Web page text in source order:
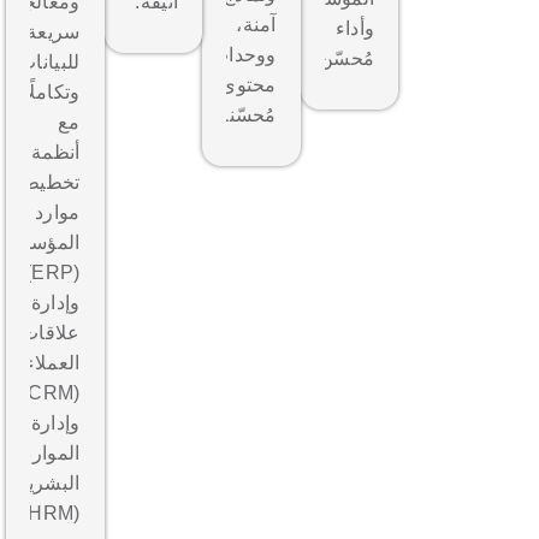
وأداء
مُحسّن.
ووحدات
محتوى
مُحسّنة.
سريعة
للبيانات،
وتكاملًا
أنظمة
تخطيط
موارد
المؤسسات
(ERP)
وإدارة
علاقات
العملاء
(CRM)
وإدارة
الموارد
البشرية